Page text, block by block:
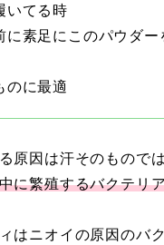
いてる時
に素足にこのパウダー
のに最適
原因は汗そのもので
に繁殖するバクテリ
はニオイの原因のバ